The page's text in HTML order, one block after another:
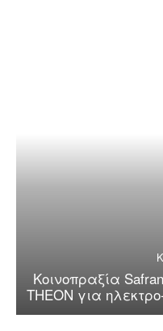
Κοινοπραξία
THEON για